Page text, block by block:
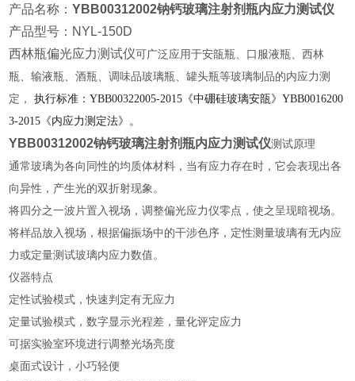
产品名称：YBB00312002钠钙玻璃注射剂瓶内应力测试仪
产品型号：NYL-150D
西林瓶偏光应力测试仪可广泛应用于安瓿瓶、口服液瓶、西林
瓶、输液瓶、酒瓶、调味品玻璃瓶、罐头瓶等玻璃制品的内应力测
定，
执行标准：YBB00322005-2015《中硼硅玻璃安瓿》YBB0016200
3-2015《内应力测定法》。
YBB00312002钠钙玻璃注射剂瓶内应力测试仪测试原理
通常玻璃为各向同性的均质体材料，当有应力存在时，它会表现出各
向异性，产生光的双折射现象。
将四分之一波片置入视场，调整偏光应力仪零点，使之呈现暗视场。
将样品放入视场，根据偏振场中的干涉色序，定性测量玻璃有无内应
力或定量测试玻璃内应力数值。
仪器特点
定性试验模式 ，快速判定有无应力
定量试验模式，数字显示光程差，量化评定应力
可据实验室环境进行调整光场亮度
桌面式设计，小巧轻便